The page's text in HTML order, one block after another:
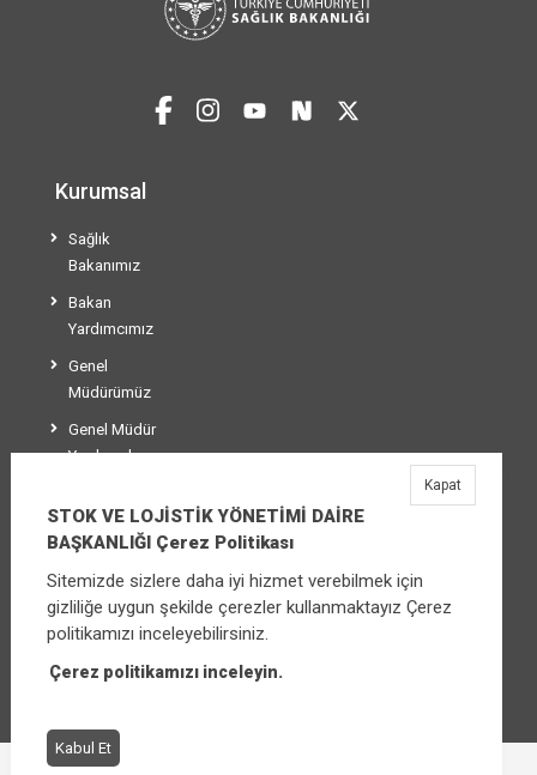
Kurumsal
Sağlık
Bakanımız
Bakan
Yardımcımız
Genel
Müdürümüz
Genel Müdür
Yardımcılarımız
STOK VE LOJİSTİK YÖNETİMİ DAİRE
BAŞKANLIĞI
Üniversiteler Mahallesi Şehit Mehmet Bayraktar
Caddesi No:3 Çankaya/Ankara
STOK VE LOJİSTİK YÖNETİMİ DAİRE
BAŞKANLIĞI Çerez Politikası
Sitemizde sizlere daha iyi hizmet verebilmek için
gizliliğe uygun şekilde çerezler kullanmaktayız Çerez
politikamızı inceleyebilirsiniz.
Çerez politikamızı inceleyin.
Kabul Et
Kapat